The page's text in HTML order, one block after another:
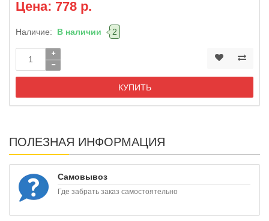
Цена: 778 р.
Наличие: В наличии 2
КУПИТЬ
ПОЛЕЗНАЯ ИНФОРМАЦИЯ
Самовывоз
Где забрать заказ самостоятельно